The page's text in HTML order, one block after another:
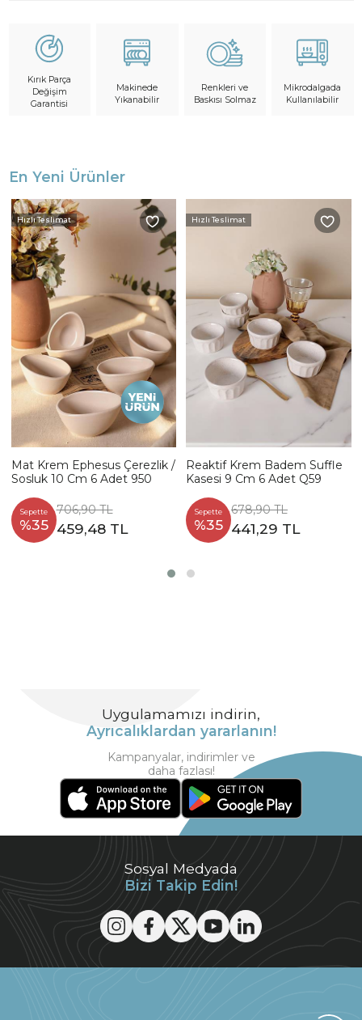
Kırık Parça
Değişim
Garantisi
Makinede
Yıkanabilir
Renkleri ve
Baskısı Solmaz
Mikrodalgada
Kullanılabilir
En Yeni Ürünler
Hızlı Teslimat
Mat Krem Ephesus Çerezlik /
Sosluk 10 Cm 6 Adet 950
Sepette
%35
706,90 TL
459,48 TL
Hızlı Teslimat
Reaktif Krem Badem Suffle
Kasesi 9 Cm 6 Adet Q59
Sepette
%35
678,90 TL
441,29 TL
Sosyal Medyada
Bizi Takip Edin!
Uygulamamızı indirin,
Ayrıcalıklardan yararlanın!
Kampanyalar, indirimler ve
daha fazlası!